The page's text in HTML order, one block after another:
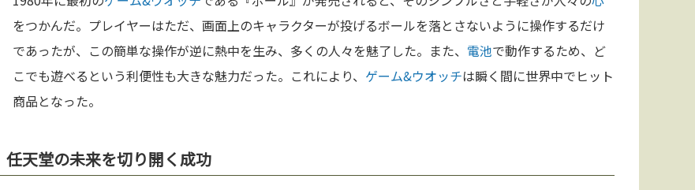
をつかんだ。プレイヤーはただ、画面上のキャラクターが投げるボールを落とさないように操作するだけ
であったが、この簡単な操作が逆に熱中を生み、多くの人々を魅了した。また、 電池で動作するため、ど
こでも遊べるという利便性も大きな魅力だった。これにより、 ゲーム&ウオッチは瞬く間に世界中でヒット
商品となった。
任天堂の未来を切り開く成功